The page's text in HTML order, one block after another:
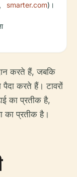
smarter.com)।
करते हैं, जबकि
पैदा करते हैं। टावरों
का प्रतीक है,
का प्रतीक है।